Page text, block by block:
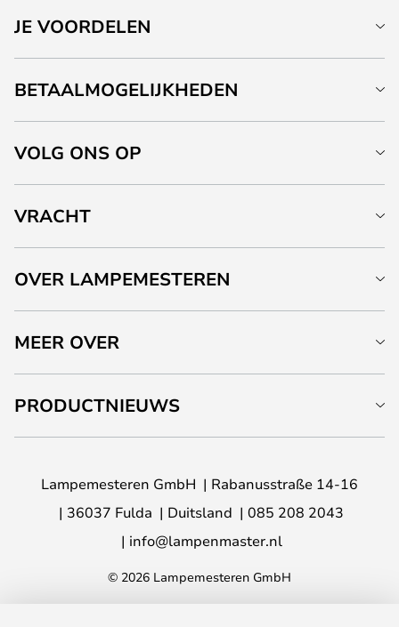
JE VOORDELEN
BETAALMOGELIJKHEDEN
VOLG ONS OP
VRACHT
OVER LAMPEMESTEREN
MEER OVER
PRODUCTNIEUWS
Lampemesteren GmbH
Rabanusstraße 14-16
36037 Fulda
Duitsland
085 208 2043
info@lampenmaster.nl
© 2026 Lampemesteren GmbH